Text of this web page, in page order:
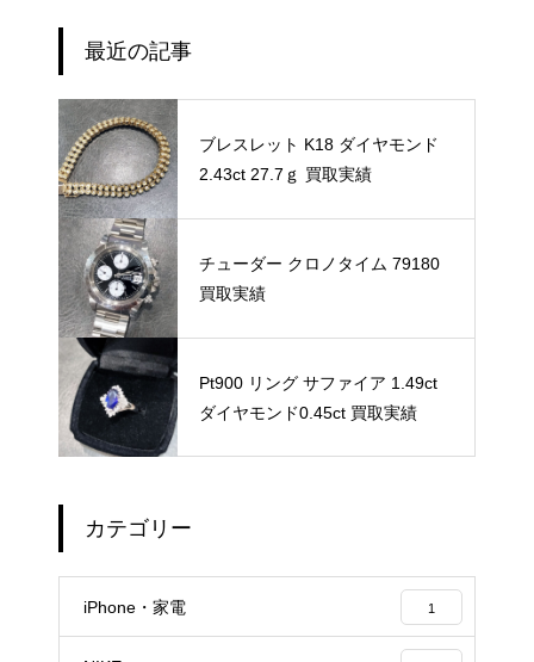
最近の記事
ブレスレット K18 ダイヤモンド
2.43ct 27.7ｇ 買取実績
チューダー クロノタイム 79180
買取実績
Pt900 リング サファイア 1.49ct
ダイヤモンド0.45ct 買取実績
カテゴリー
iPhone・家電 1